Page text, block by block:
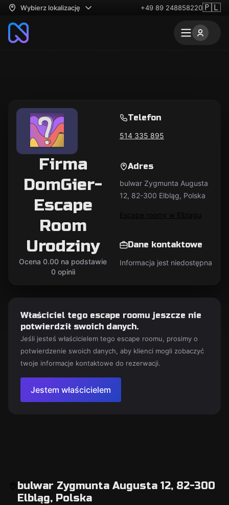
Wybierz lokalizację +49 89 248858220🇵🇱
Firma
DomGier-
Escape
Room
Urodziny
Ocena 0.00 na podstawie
0 opinii
Telefon
514 335 895
Adres
bulwar Zygmunta Augusta
12, 82-300 Elbląg, Polska
Escape roomy w Elblągu
Dane kontaktowe
Informacja jest niedostępna
Właściciel tego escape roomu jeszcze nie
potwierdził swoich danych.
Jeśli jesteś właścicielem tego escape roomu, prosimy o
potwierdzenie swoich danych, aby klienci mogli zobaczyć
twoje informacje kontaktowe do rezerwacji.
Jestem właścicielem
bulwar Zygmunta Augusta 12, 82-300
Elbląg, Polska